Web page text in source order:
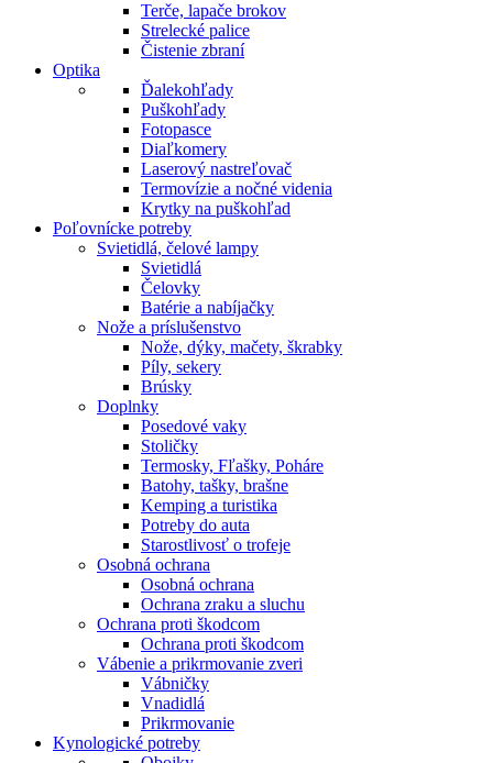
Terče, lapače brokov
Strelecké palice
Čistenie zbraní
Optika
Ďalekohľady
Puškohľady
Fotopasce
Diaľkomery
Laserový nastreľovač
Termovízie a nočné videnia
Krytky na puškohľad
Poľovnícke potreby
Svietidlá, čelové lampy
Svietidlá
Čelovky
Batérie a nabíjačky
Nože a príslušenstvo
Nože, dýky, mačety, škrabky
Píly, sekery
Brúsky
Doplnky
Posedové vaky
Stoličky
Termosky, Fľašky, Poháre
Batohy, tašky, brašne
Kemping a turistika
Potreby do auta
Starostlivosť o trofeje
Osobná ochrana
Osobná ochrana
Ochrana zraku a sluchu
Ochrana proti škodcom
Ochrana proti škodcom
Vábenie a prikrmovanie zveri
Vábničky
Vnadidlá
Prikrmovanie
Kynologické potreby